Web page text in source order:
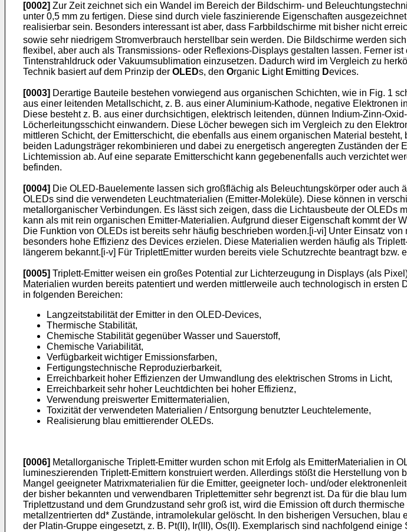
[0002] Zur Zeit zeichnet sich ein Wandel im Bereich der Bildschirm- und
unter 0,5 mm zu fertigen. Diese sind durch viele faszinierende Eigenschaften
realisierbar sein. Besonders interessant ist aber, dass Farbbildschirme mit bisher nicht
sowie sehr niedrigem Stromverbrauch herstellbar sein werden. Die Bildschirme werden
flexibel, aber auch als Transmissions- oder Reflexions-Displays gestalten lassen. Ferner
Tintenstrahldruck oder Vakuumsublimation einzusetzen. Dadurch wird im Vergleich zu
Technik basiert auf dem Prinzip der OLEDs, den Organic Light Emitting Devices.
[0003] Derartige Bauteile bestehen vorwiegend aus organischen Schichten, wie in Fig. 1
aus einer leitenden Metallschicht, z. B. aus einer Aluminium-Kathode, negative
Diese besteht z. B. aus einer durchsichtigen, elektrisch leitenden, dünnen Indium-Zinn-
Löcherleitungsschicht einwandern. Diese Löcher bewegen sich im Vergleich zu den
mittleren Schicht, der Emitterschicht, die ebenfalls aus einem organischen Material
beiden Ladungsträger rekombinieren und dabei zu energetisch angeregten Zuständen
Lichtemission ab. Auf eine separate Emitterschicht kann gegebenenfalls auch verzichtet
befinden.
[0004] Die OLED-Bauelemente lassen sich großflächig als Beleuchtungskörper oder
OLEDs sind die verwendeten Leuchtmaterialien (Emitter-Moleküle). Diese können in
metallorganischer Verbindungen. Es lässt sich zeigen, dass die Lichtausbeute der
kann als mit rein organischen Emitter-Materialien. Aufgrund dieser Eigenschaft kommt
Die Funktion von OLEDs ist bereits sehr häufig beschrieben worden.[i-vi] Unter Einsatz
besonders hohe Effizienz des Devices erzielen. Diese Materialien werden häufig als
längerem bekannt.[i-v] Für TriplettEmitter wurden bereits viele Schutzrechte beantragt bzw.
[0005] Triplett-Emitter weisen ein großes Potential zur Lichterzeugung in Displays (als
Materialien wurden bereits patentiert und werden mittlerweile auch technologisch in
in folgenden Bereichen:
Langzeitstabilität der Emitter in den OLED-Devices,
Thermische Stabilität,
Chemische Stabilität gegenüber Wasser und Sauerstoff,
Chemische Variabilität,
Verfügbarkeit wichtiger Emissionsfarben,
Fertigungstechnische Reproduzierbarkeit,
Erreichbarkeit hoher Effizienzen der Umwandlung des elektrischen Stroms in Licht,
Erreichbarkeit sehr hoher Leuchtdichten bei hoher Effizienz,
Verwendung preiswerter Emittermaterialien,
Toxizität der verwendeten Materialien / Entsorgung benutzter Leuchtelemente,
Realisierung blau emittierender OLEDs.
[0006] Metallorganische Triplett-Emitter wurden schon mit Erfolg als EmitterMaterialien in
lumineszierenden Triplett-Emittern konstruiert werden. Allerdings stößt die Herstellung
Mangel geeigneter Matrixmaterialien für die Emitter, geeigneter loch- und/oder
der bisher bekannten und verwendbaren Triplettemitter sehr begrenzt ist. Da für die blau
Triplettzustand und dem Grundzustand sehr groß ist, wird die Emission oft durch
metallzentrierten dd* Zustände, intramolekular gelöscht. In den bisherigen Versuchen,
der Platin-Gruppe eingesetzt, z. B. Pt(II), Ir(III), Os(II). Exemplarisch sind nachfolgend einige